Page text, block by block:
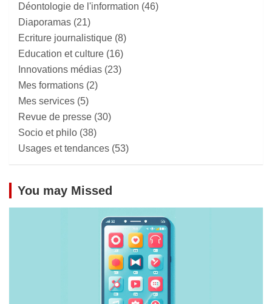
Déontologie de l'information (46)
Diaporamas (21)
Ecriture journalistique (8)
Education et culture (16)
Innovations médias (23)
Mes formations (2)
Mes services (5)
Revue de presse (30)
Socio et philo (38)
Usages et tendances (53)
You may Missed